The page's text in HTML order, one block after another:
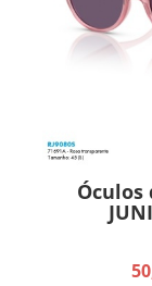
Óculos